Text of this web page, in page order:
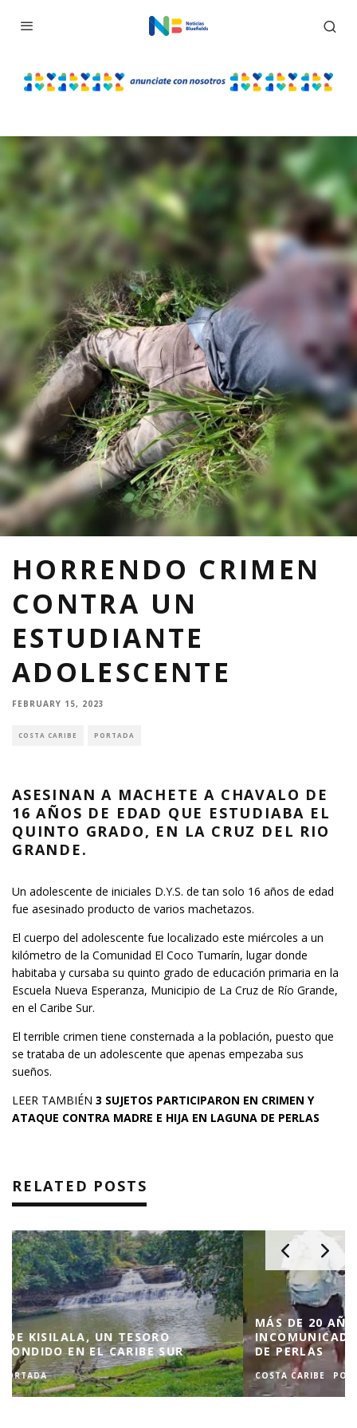
HORRENDO CRIMEN
CONTRA UN
ESTUDIANTE
ADOLESCENTE
FEBRUARY 15, 2023
COSTA CARIBE PORTADA
ASESINAN A MACHETE A CHAVALO DE
16 AÑOS DE EDAD QUE ESTUDIABA EL
QUINTO GRADO, EN LA CRUZ DEL RIO
GRANDE.
Un adolescente de iniciales D.Y.S. de tan solo 16 años de edad
fue asesinado producto de varios machetazos.
El cuerpo del adolescente fue localizado este miércoles a un
kilómetro de la Comunidad El Coco Tumarín, lugar donde
habitaba y cursaba su quinto grado de educación primaria en la
Escuela Nueva Esperanza, Municipio de La Cruz de Río Grande,
en el Caribe Sur.
El terrible crimen tiene consternada a la población, puesto que
se trataba de un adolescente que apenas empezaba sus
sueños.
LEER TAMBIÉN 3 SUJETOS PARTICIPARON EN CRIMEN Y
ATAQUE CONTRA MADRE E HIJA EN LAGUNA DE PERLAS
RELATED POSTS
MÁS DE 20 AÑOS DE ABANDONO MANTIENEN
INCOMUNICADAS A COMUNIDADES DE LAGUNA
DE PERLAS
COSTA CARIBE PORTADA SALUD